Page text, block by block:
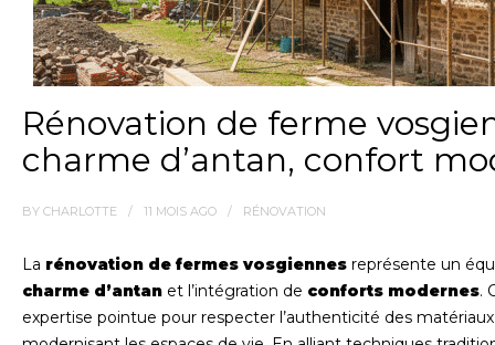
Rénovation de ferme
charme d’antan, confort
BY CHARLOTTE 11 MOIS AGO RÉNOVATION
La rénovation de fermes vosgiennes représente un
charme d’antan et l’intégration de conforts modernes.
expertise pointue pour respecter l’authenticité des